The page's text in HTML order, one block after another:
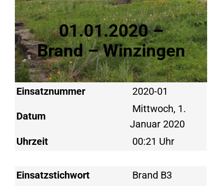
01.01.2020 –
Brand – Winzingen
Einsatznummer 2020-01
Datum
Mittwoch, 1.
Januar 2020
Uhrzeit
00:21 Uhr
Einsatzstichwort Brand B3